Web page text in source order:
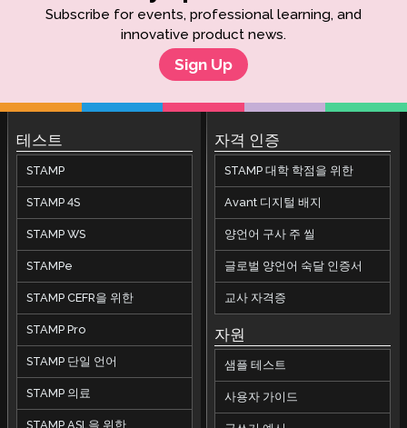
Subscribe for events, professional learning, and
innovative product news.
Sign Up
테스트
STAMP
STAMP 4S
STAMP WS
STAMPe
STAMP CEFR을 위한
STAMP Pro
STAMP 단일 언어
STAMP 의료
STAMP ASL을 위한
자격 인증
STAMP 대학 학점을 위한
Avant 디지털 배지
양언어 구사 주 씰
글로벌 양언어 숙달 인증서
교사 자격증
자원
샘플 테스트
사용자 가이드